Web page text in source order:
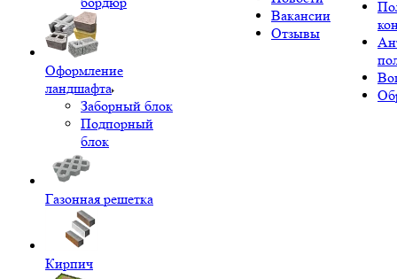
Оформление
ландшафта
Заборный блок
Подпорный
блок
Газонная решетка
Кирпич
Вакансии
Отзывы